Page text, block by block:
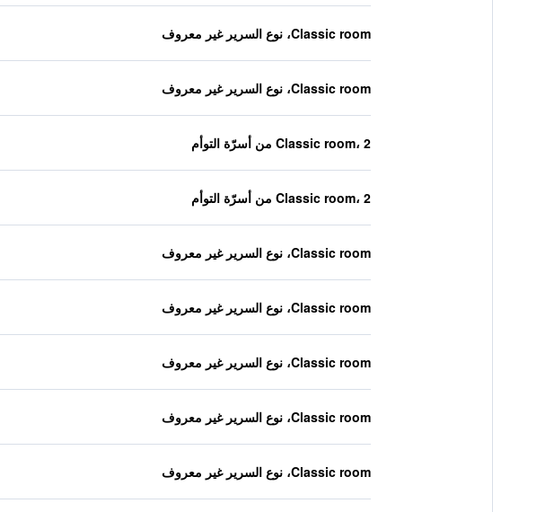
Classic room، نوع السرير غير معروف
Classic room، نوع السرير غير معروف
Classic room، 2 من أسرّة التوأم
Classic room، 2 من أسرّة التوأم
Classic room، نوع السرير غير معروف
Classic room، نوع السرير غير معروف
Classic room، نوع السرير غير معروف
Classic room، نوع السرير غير معروف
Classic room، نوع السرير غير معروف